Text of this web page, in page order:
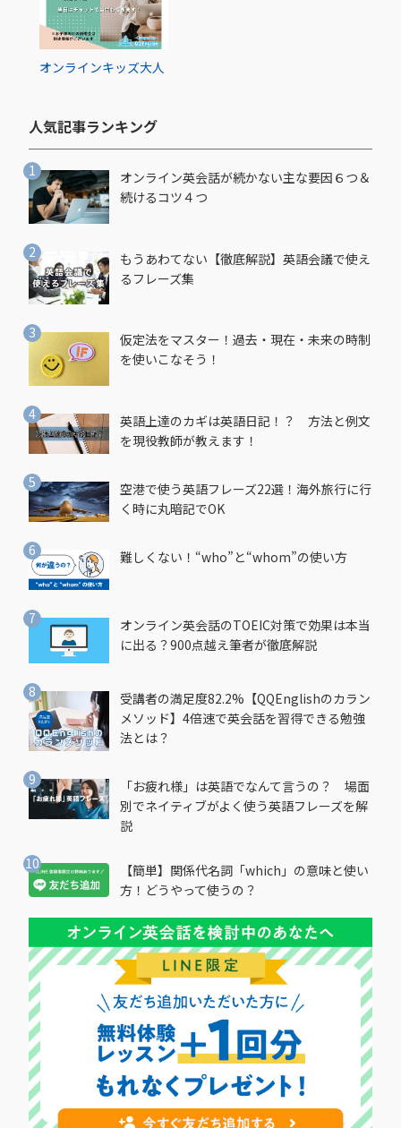
オンラインキッズ大人
人気記事ランキング​
オンライン英会話が続かない主な要因６つ＆
続けるコツ４つ
もうあわてない【徹底解説】英語会議で使え
るフレーズ集
仮定法をマスター！過去・現在・未来の時制
を使いこなそう！
英語上達のカギは英語日記！？ 方法と例文
を現役教師が教えます！
空港で使う英語フレーズ22選！海外旅行に行
く時に丸暗記でOK
難しくない！“who”と“whom”の使い方
オンライン英会話のTOEIC対策で効果は本当
に出る？900点越え筆者が徹底解説
受講者の満足度82.2%【QQEnglishのカラン
メソッド】4倍速で英会話を習得できる勉強
法とは？
「お疲れ様」は英語でなんて言うの？ 場面
別でネイティブがよく使う英語フレーズを解
説
【簡単】関係代名詞「which」の意味と使い
方！どうやって使うの？